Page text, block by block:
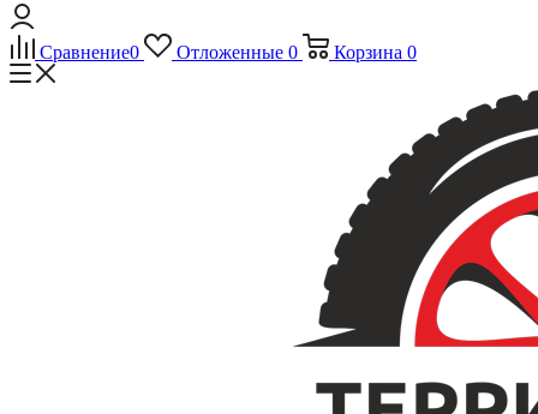
Сравнение0 Отложенные 0 Корзина 0